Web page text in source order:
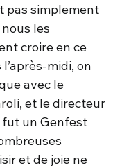
pas simplement
les
croire en ce
midi, on
avec le
et le directeur
fut un Genfest
et de joie ne